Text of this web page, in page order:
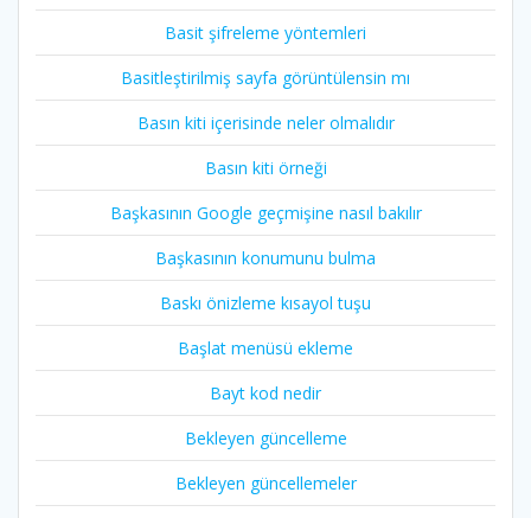
Basit şifreleme yöntemleri
Basitleştirilmiş sayfa görüntülensin mı
Basın kiti içerisinde neler olmalıdır
Basın kiti örneği
Başkasının Google geçmişine nasıl bakılır
Başkasının konumunu bulma
Baskı önizleme kısayol tuşu
Başlat menüsü ekleme
Bayt kod nedir
Bekleyen güncelleme
Bekleyen güncellemeler